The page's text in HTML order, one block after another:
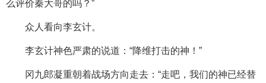
么评价秦大哥的吗？”
众人看向李玄计。
李玄计神色严肃的说道：“降维打击的神！”
冈九郎凝重朝着战场方向走去：“走吧，我们的神已经替